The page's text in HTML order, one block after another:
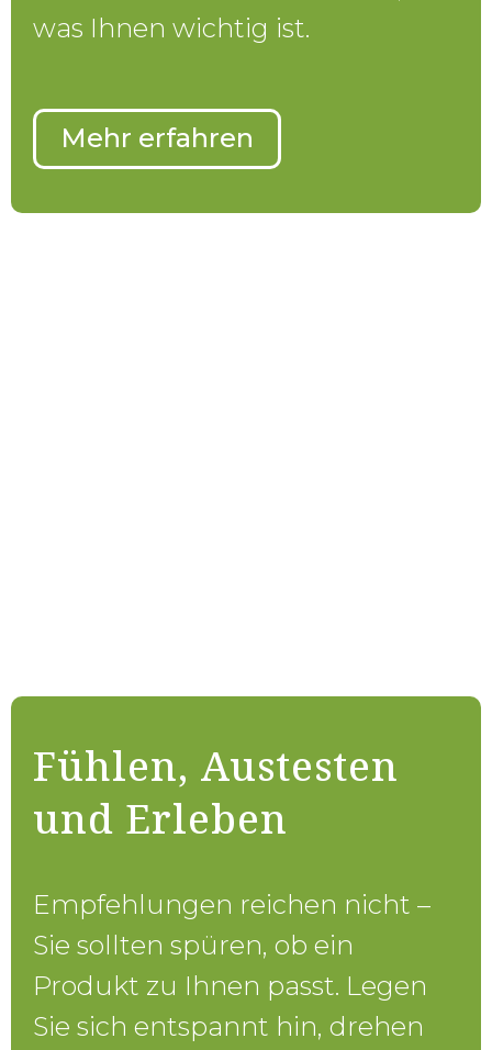
was Ihnen wichtig ist.
Mehr erfahren
Fühlen, Austesten
und Erleben
Empfehlungen reichen nicht –
Sie sollten spüren, ob ein
Produkt zu Ihnen passt. Legen
Sie sich entspannt hin, drehen